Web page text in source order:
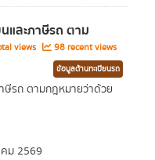
และภาษีรถ ตาม
views 98 recent views
ข้อมูลด้านทะเบียนรถ
าษีรถ ตามกฎหมายว่าด้วย
ม 2569